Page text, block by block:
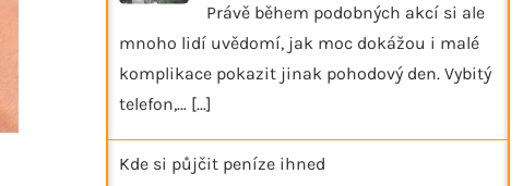
Právě během podobných akcí si ale
mnoho lidí uvědomí, jak moc dokážou i malé
komplikace pokazit jinak pohodový den. Vybitý
telefon,… [...]
Kde si půjčit peníze ihned